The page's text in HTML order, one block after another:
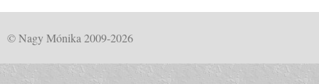
© Nagy Mónika 2009-2026